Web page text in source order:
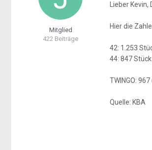
Mitglied
422 Beiträge
Lieber
Hier die
42: 1.253
44: 847
TWINGO:
Quelle: KBA